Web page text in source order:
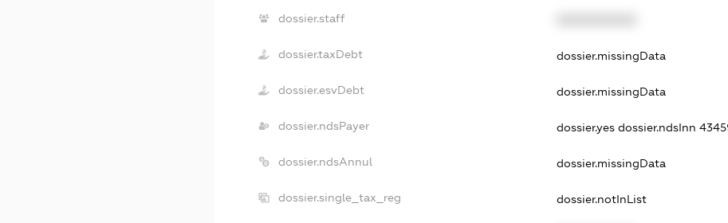
dossier.staff
dossier.taxDebt dossier.missingData
dossier.esvDebt dossier.missingData
dossier.ndsPayer dossier.yes dossier.ndsInn
dossier.ndsAnnul dossier.missingData
dossier.single_tax_reg dossier.notInList